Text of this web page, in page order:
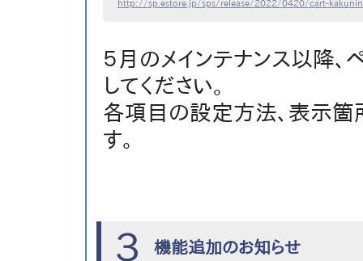
http://sp.estore.jp/sps/release/2022/0420/cart-
５月のメインテナンス以降
してください。
各項目の設定方法、表示箇
す。
３ 機能追加のお知らせ